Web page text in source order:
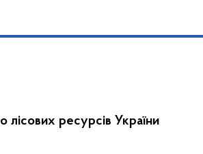
лісових ресурсів України